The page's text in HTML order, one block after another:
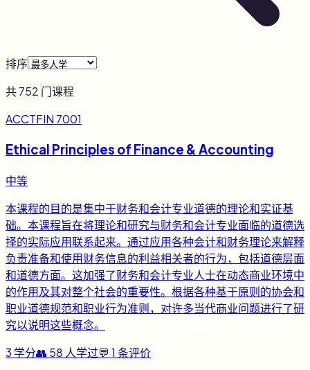
排序
共752 门课程
ACCTFIN 7001
Ethical Principles of Finance & Accounting
中等
本课程的目的是集中于财务和会计专业道德的理论和实证基
础。本课程旨在将理论和研究与财务和会计专业面临的道德选
择的实际应用联系起来。通过应用各种会计和财务理论来解释
负责准备和使用财务信息的利益相关者的行为，包括道德层面
和道德方面。这加强了财务和会计专业人士在动态商业环境中
的作用及其对整个社会的重要性。根据各种基于原则的协会和
职业道德规范和职业行为准则，对许多当代商业问题进行了研
究以说明这些概念。
3 学分👥 58 人学过💬 1 条评价